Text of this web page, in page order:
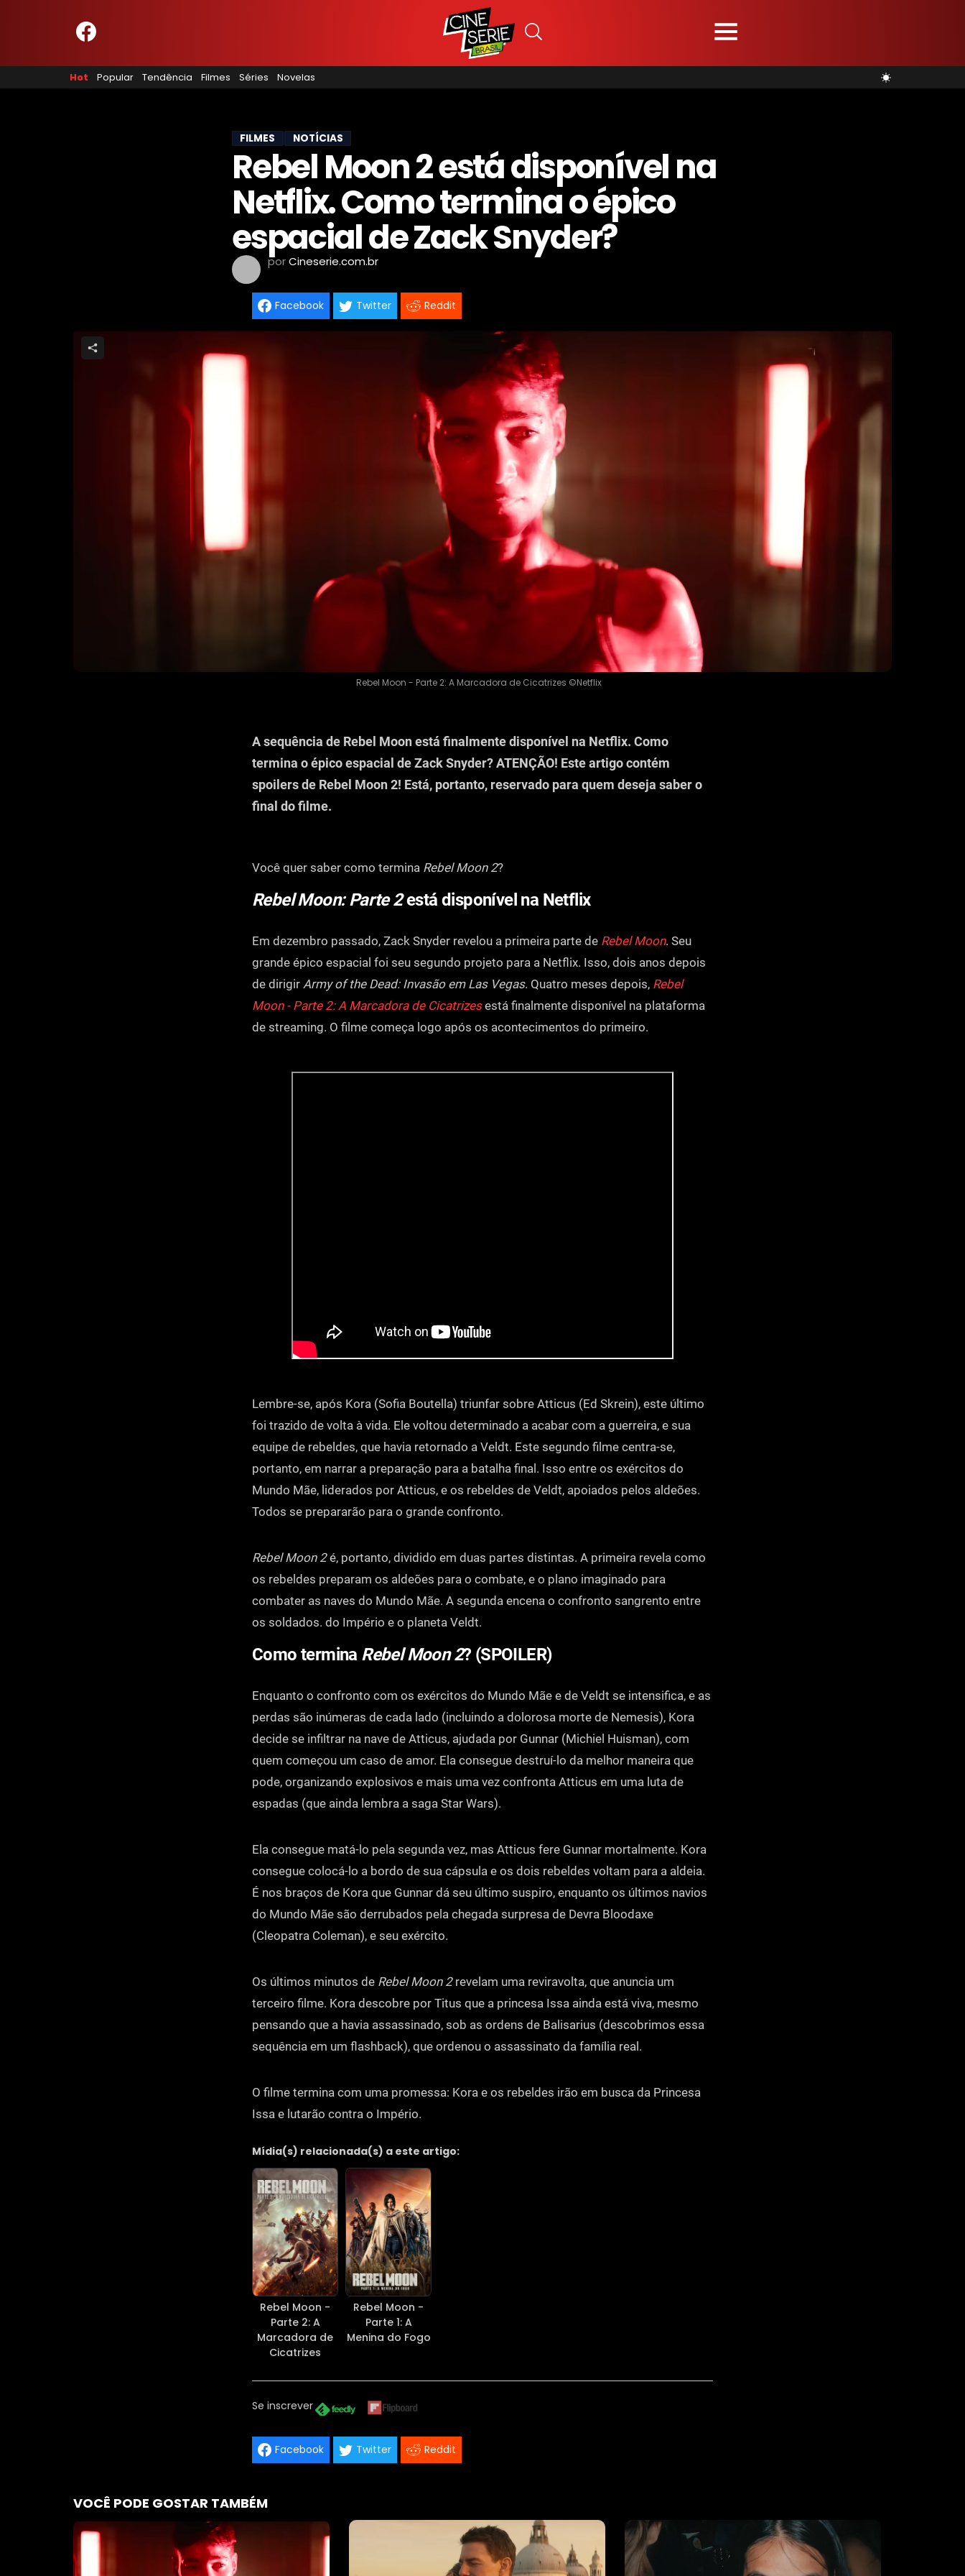
Hot Popular Tendência Filmes Séries Novelas
NOSSA EQUIPE
PRINCÍPIOS EDITORIAIS
FILMES NOTÍCIAS
Rebel Moon 2 está disponível na
Netflix. Como termina o épico
espacial de Zack Snyder?
porCineserie.com.br
Facebook Twitter Reddit
Rebel Moon - Parte 2: A Marcadora de Cicatrizes ©Netflix
A sequência de Rebel Moon está finalmente disponível na Netflix. Como
termina o épico espacial de Zack Snyder? ATENÇÃO! Este artigo contém
spoilers de Rebel Moon 2! Está, portanto, reservado para quem deseja saber o
final do filme.
Você quer saber como termina Rebel Moon 2?
Rebel Moon: Parte 2está disponível na Netflix
Em dezembro passado, Zack Snyder revelou a primeira parte de Rebel Moon. Seu
grande épico espacial foi seu segundo projeto para a Netflix. Isso, dois anos depois
de dirigir Army of the Dead: Invasão em Las Vegas. Quatro meses depois, Rebel
Moon - Parte 2: A Marcadora de Cicatrizesestá finalmente disponível na plataforma
de streaming. O filme começa logo após os acontecimentos do primeiro.
Lembre-se, após Kora (Sofia Boutella) triunfar sobre Atticus (Ed Skrein), este último
foi trazido de volta à vida. Ele voltou determinado a acabar com a guerreira, e sua
equipe de rebeldes, que havia retornado a Veldt. Este segundo filme centra-se,
portanto, em narrar a preparação para a batalha final. Isso entre os exércitos do
Mundo Mãe, liderados por Atticus, e os rebeldes de Veldt, apoiados pelos aldeões.
Todos se prepararão para o grande confronto.
Rebel Moon 2é, portanto, dividido em duas partes distintas. A primeira revela como
os rebeldes preparam os aldeões para o combate, e o plano imaginado para
combater as naves do Mundo Mãe. A segunda encena o confronto sangrento entre
os soldados. do Império e o planeta Veldt.
Como termina Rebel Moon 2? (SPOILER)
Enquanto o confronto com os exércitos do Mundo Mãe e de Veldt se intensifica, e as
perdas são inúmeras de cada lado (incluindo a dolorosa morte de Nemesis), Kora
decide se infiltrar na nave de Atticus, ajudada por Gunnar (Michiel Huisman), com
quem começou um caso de amor. Ela consegue destruí-lo da melhor maneira que
pode, organizando explosivos e mais uma vez confronta Atticus em uma luta de
espadas (que ainda lembra a saga Star Wars).
Ela consegue matá-lo pela segunda vez, mas Atticus fere Gunnar mortalmente. Kora
consegue colocá-lo a bordo de sua cápsula e os dois rebeldes voltam para a aldeia.
É nos braços de Kora que Gunnar dá seu último suspiro, enquanto os últimos navios
do Mundo Mãe são derrubados pela chegada surpresa de Devra Bloodaxe
(Cleopatra Coleman), e seu exército.
Os últimos minutos de Rebel Moon 2revelam uma reviravolta, que anuncia um
terceiro filme. Kora descobre por Titus que a princesa Issa ainda está viva, mesmo
pensando que a havia assassinado, sob as ordens de Balisarius (descobrimos essa
sequência em um flashback), que ordenou o assassinato da família real.
O filme termina com uma promessa: Kora e os rebeldes irão em busca da Princesa
Issa e lutarão contra o Império.
Mídia(s) relacionada(s) a este artigo:
Rebel Moon -
Parte 2: A
Marcadora de
Cicatrizes
Rebel Moon -
Parte 1: A
Menina do Fogo
Se inscrever
Facebook Twitter Reddit
VOCÊ PODE GOSTAR TAMBÉM